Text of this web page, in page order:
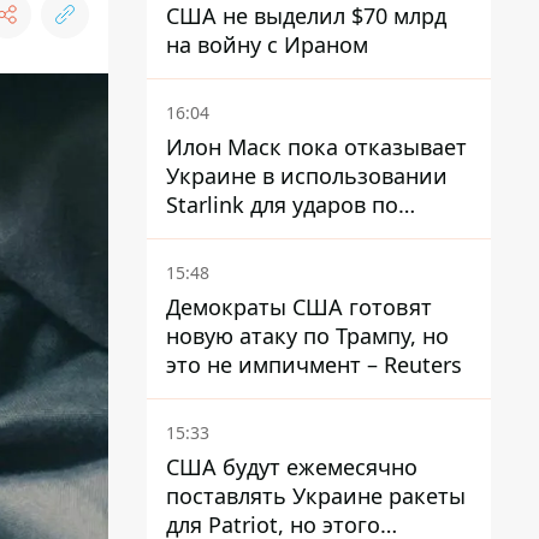
США не выделил $70 млрд
на войну с Ираном
16:04
Илон Маск пока отказывает
Украине в использовании
Starlink для ударов по
территории России – СМИ
15:48
Демократы США готовят
новую атаку по Трампу, но
это не импичмент – Reuters
15:33
США будут ежемесячно
поставлять Украине ракеты
для Patriot, но этого